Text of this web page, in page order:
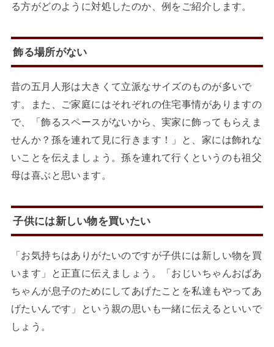
る方がどのように対処したのか、例をご紹介します。
飾る場所がない
昔の五月人形は大きくて立派なサイズのものが多いで
す。また、ご家庭にはそれぞれの住宅事情がありますの
で、「飾るスペースがないから、実家に飾ってもらえま
せんか？孫を連れて見に行きます！」と、家には飾れな
いことを伝えましょう。孫を連れて行くというのも祖父
母は喜ぶと思います。
子供には新しい物を買いたい
「お気持ちはありがたいのですが子供には新しい物を買
います」と正直に伝えましょう。「おじいちゃんおばあ
ちゃんが息子のためにしてあげたことを私達もやってあ
げたいんです」という親の思いも一緒に伝えるといいで
しょう。